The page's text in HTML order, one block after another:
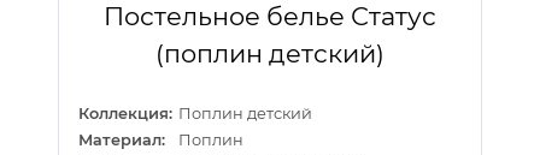
Постельное белье Статус
(поплин детский)
Коллекция: Поплин детский
Материал:
Поплин